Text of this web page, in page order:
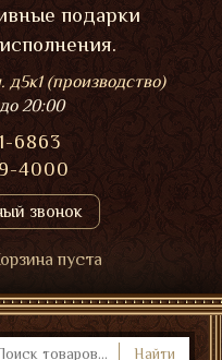
подарки
(производство)
20:00
6863
4000
звонок
пуста
Найти